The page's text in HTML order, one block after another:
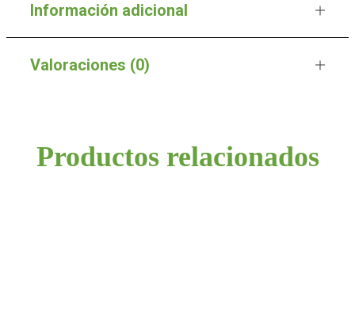
Información adicional
Valoraciones (0)
Productos relacionados